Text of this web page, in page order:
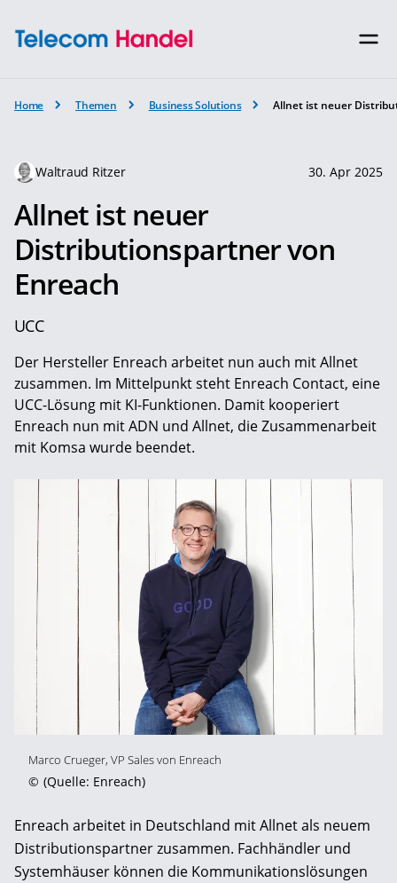
Home Themen Business Solutions Allnet ist neuer
Waltraud Ritzer 30. Apr 2025
Allnet ist neuer
Distributionspartner von
Enreach
UCC
Der Hersteller Enreach arbeitet nun auch mit Allnet
zusammen. Im Mittelpunkt steht Enreach Contact, eine
UCC-Lösung mit KI-Funktionen. Damit kooperiert
Enreach nun mit ADN und Allnet, die Zusammenarbeit
mit Komsa wurde beendet.
Marco Crueger, VP Sales von Enreach
© (Quelle: Enreach)
Enreach arbeitet in Deutschland mit Allnet als neuem
Distributionspartner zusammen. Fachhändler und
Systemhäuser können die Kommunikationslösungen